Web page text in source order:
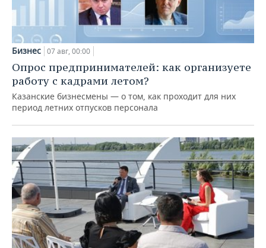
Бизнес 07 авг, 00:00
Опрос предпринимателей: как организуете
работу с кадрами летом?
Казанские бизнесмены — о том, как проходит для них
период летних отпусков персонала